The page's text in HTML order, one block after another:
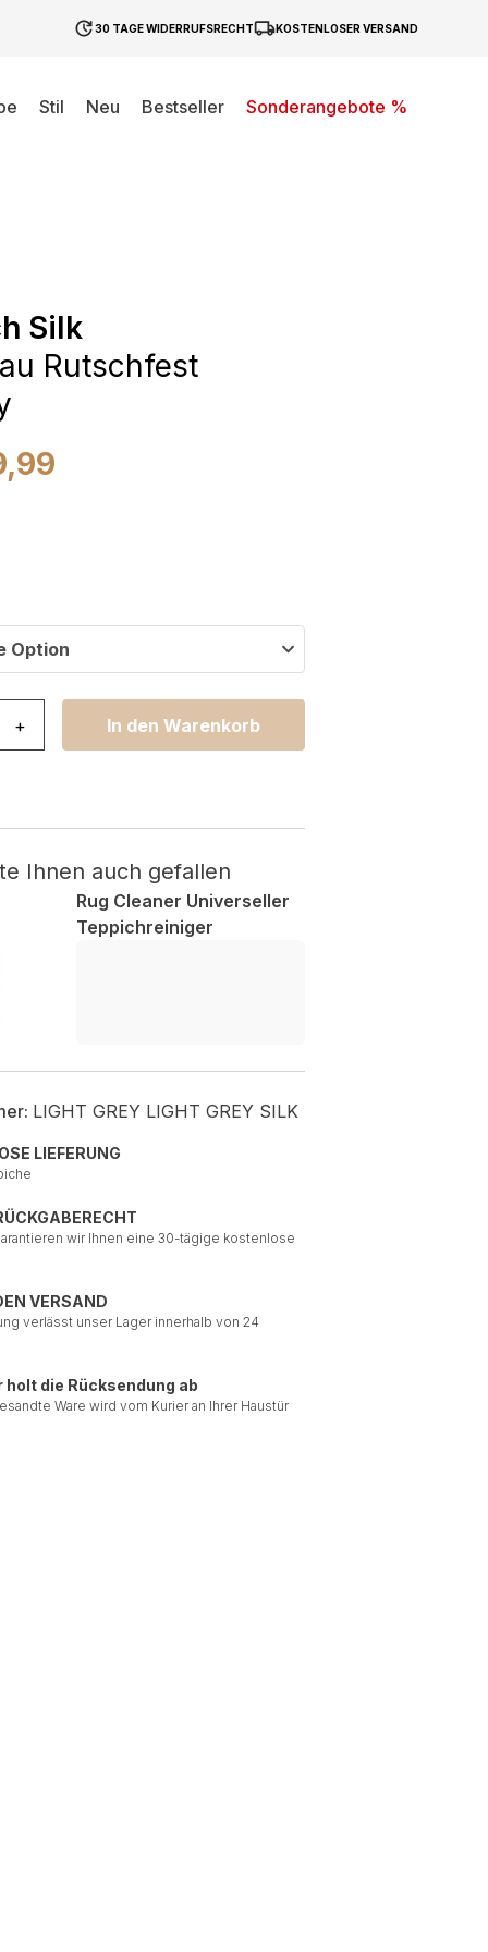
30 TAGE WIDERRUFSRECHT KOSTENLOSER VERSAND
Stil Neu Bestseller
Sonderangebote %
Silk
Rutschfest
Option
+ In den Warenkorb
Ihnen auch gefallen
Rug Cleaner Universeller
Teppichreiniger
LIGHT GREY LIGHT GREY SILK
LIEFERUNG
wir Ihnen eine 30-tägige kostenlose
VERSAND
verlässt unser Lager innerhalb von 24
holt die Rücksendung ab
Ware wird vom Kurier an Ihrer Haustür
Medien anbieten zu
unserer
diese Informationen
Nutzung der